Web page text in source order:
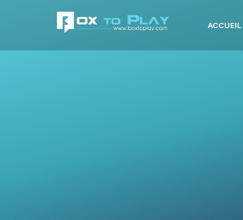
ACCUEIL